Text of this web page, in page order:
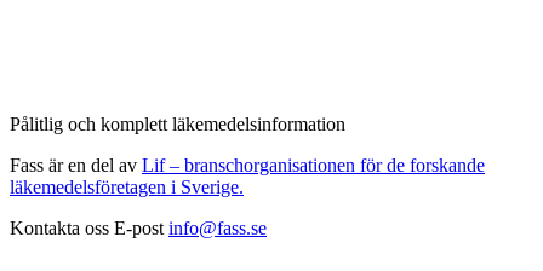
Pålitlig och komplett läkemedelsinformation
Fass är en del av Lif – branschorganisationen för de forskande
läkemedelsföretagen i Sverige.
Kontakta oss E-post info@fass.se